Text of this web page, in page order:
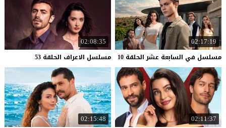
02:17:19
مسلسل في السابعة عشر الحلقة 10
02:08:35
مسلسل الاعراف الحلقة 53
02:11:37
02:15:48